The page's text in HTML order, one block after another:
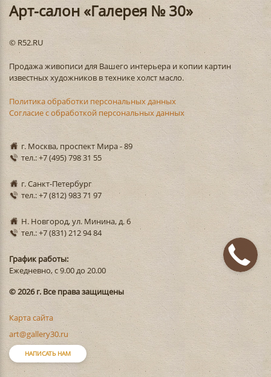
Арт-салон «Галерея № 30»
© R52.RU
Продажа живописи для Вашего интерьера и копии картин
известных художников в технике холст масло.
Политика обработки персональных данных
Согласие с обработкой персональных данных
г. Москва, проспект Мира - 89
тел.: +7 (495) 798 31 55
г. Санкт-Петербург
тел.: +7 (812) 983 71 97
Н. Новгород, ул. Минина, д. 6
тел.: +7 (831) 212 94 84
График работы:
Ежедневно, с 9.00 до 20.00
© 2026 г. Все права защищены
Карта сайта
art@gallery30.ru
НАПИСАТЬ НАМ